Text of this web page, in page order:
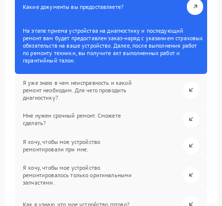
Какие документы вы предоставляете?
На этапе приема устройства на диагностику и последующий
ремонт вам будет предоставлен заказ-наряд с указанием страховых
обязательств на ваше устройство. Далее, после выполнения работ
по ремонту техники, вы получите акт выполненных работ и
гарантийный талон.
Я уже знаю в чем неисправность и какой
ремонт необходим. Для чего проводить
диагностику?
Мне нужен срочный ремонт. Сможете
сделать?
Я хочу, чтобы мое устройство
ремонтировали при мне.
Я хочу, чтобы мое устройство
ремонтировалось только оригинальными
запчастями.
Как я узнаю, что мое устройство готово?